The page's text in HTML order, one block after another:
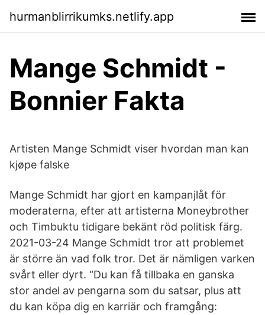
hurmanblirrikumks.netlify.app
Mange Schmidt -
Bonnier Fakta
Artisten Mange Schmidt viser hvordan man kan
kjøpe falske
Mange Schmidt har gjort en kampanjlåt för
moderaterna, efter att artisterna Moneybrother
och Timbuktu tidigare bekänt röd politisk färg.
2021-03-24 Mange Schmidt tror att problemet
är större än vad folk tror. Det är nämligen varken
svårt eller dyrt. “Du kan få tillbaka en ganska
stor andel av pengarna som du satsar, plus att
du kan köpa dig en karriär och framgång: